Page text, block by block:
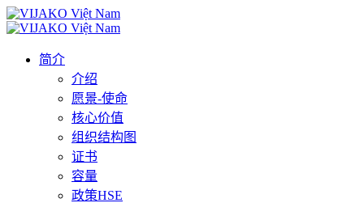
简介
介绍
愿景-使命
核心价值
组织结构图
证书
容量
政策HSE